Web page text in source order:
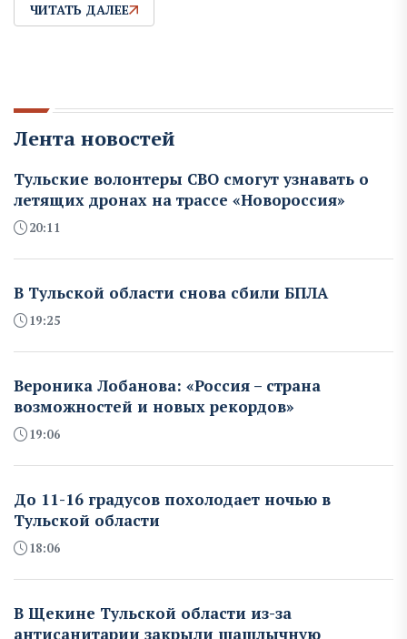
ЧИТАТЬ ДАЛЕЕ
Лента новостей
Тульские волонтеры СВО смогут узнавать о
летящих дронах на трассе «Новороссия»
20:11
В Тульской области снова сбили БПЛА
19:25
Вероника Лобанова: «Россия – страна
возможностей и новых рекордов»
19:06
До 11-16 градусов похолодает ночью в
Тульской области
18:06
В Щекине Тульской области из-за
антисанитарии закрыли шашлычную